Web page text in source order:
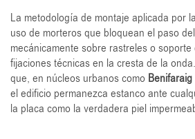
La metodología de montaje aplicada por
uso de morteros que bloquean el paso
mecánicamente sobre rastreles o
fijaciones técnicas en la cresta de la
que, en núcleos urbanos como Benifaraig
el edificio permanezca estanco ante
la placa como la verdadera piel